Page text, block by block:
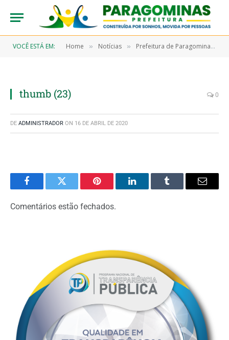
VOCÊ ESTÁ EM: Home » Notícias » Prefeitura de Paragominas faz a entrega de prêmios do IPTU Premiado
thumb (23) 0
DE ADMINISTRADOR ON 16 DE ABRIL DE 2020
FacebookTwitter Pinterest LinkedInTumblr Email
Comentários estão fechados.